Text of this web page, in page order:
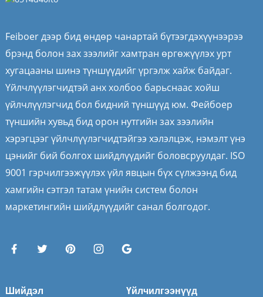
Feiboer дээр бид өндөр чанартай бүтээгдэхүүнээрээ
брэнд болон зах зээлийг хамтран өргөжүүлэх урт
хугацааны шинэ түншүүдийг үргэлж хайж байдаг.
Үйлчлүүлэгчидтэй анх холбоо барьснаас хойш
үйлчлүүлэгчид бол бидний түншүүд юм. Фейбоер
түншийн хувьд бид орон нутгийн зах зээлийн
хэрэгцээг үйлчлүүлэгчидтэйгээ хэлэлцэж, нэмэлт үнэ
цэнийг бий болгох шийдлүүдийг боловсруулдаг. ISO
9001 гэрчилгээжүүлэх үйл явцын бүх сүлжээнд бид
хамгийн сэтгэл татам үнийн систем болон
маркетингийн шийдлүүдийг санал болгодог.
Шийдэл Үйлчилгээнүүд